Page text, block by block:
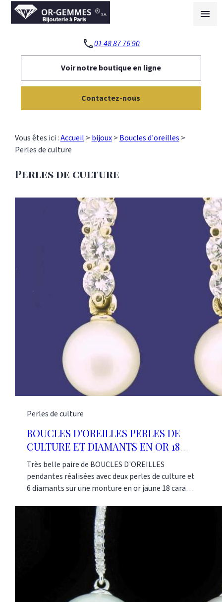
menu
phone01 48 87 76 90
Voir notre boutique en ligne
Contactez-nous
Vous êtes ici :Accueil > bijoux> Boucles d'oreilles >
Perles de culture
Perles de culture
Perles de culture
BOUCLES D'OREILLES PERLES DE
CULTURE ET DIAMANTS EN OR 18
CARATS
Très belle paire de BOUCLES D'OREILLES
pendantes réalisées avec deux perles de culture et
6 diamants sur une monture en or jaune 18 carats.
taille et dimensions de diamants et perles, sur
une monture en or blanc ou rouge. Le prix est
fonction de ces informations. N'hésitez pas à
nous contacter pour un devis. Ces boucles
d'oreille ont été réalisées dans nos ateliers selon
les méthodes traditionnelles de la joaillerie
française. Or-Gemmes 127, rue du Temple 75003
Paris Tel: 01 48 87 76 90
Panneau de gestion des cookies